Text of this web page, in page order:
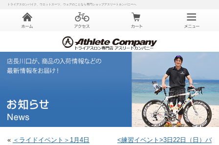
トライアスロンバイク、ウエットスーツ、ウェアのことなら専門ショップアスリートカンパニーへ
« ＜ライドイベント＞1月4日
<練習イベント>3日22日（日）バ